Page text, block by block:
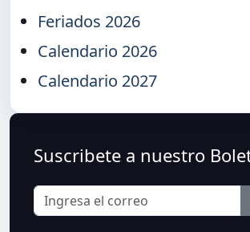
Feriados 2026
Calendario 2026
Calendario 2027
Suscribete a nuestro